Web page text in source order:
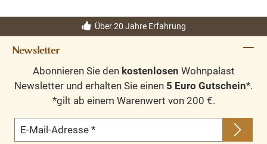
Massivholz Möbel
100% Kiefernholz
verschiedene Farben wählbar
Oberflächen und Farben sind frei wählbar. 36 Farben
und 8 Oberflächen (lackiert/gewachst/natur usw.) -
Andere Abmessungen und Sonderanfertigungen sind
Über 20 Jahre Erfahrung
Newsletter
Abonnieren Sie den kostenlosen Wohnpalast
Newsletter und erhalten Sie einen 5 Euro Gutschein*.
*gilt ab einem Warenwert von 200 €.
E-Mail-Adresse *